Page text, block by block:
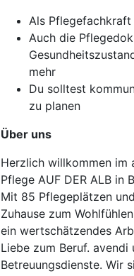
Als
Auch die
mehr
Du solltest
zu planen
Über uns
Herzlich willkommen im
Pflege AUF DER ALB
Mit 85 Pflegeplätzen
Zuhause zum
ein wertschätzendes
Liebe zum Beruf.
Betreuungsdienste. Wir